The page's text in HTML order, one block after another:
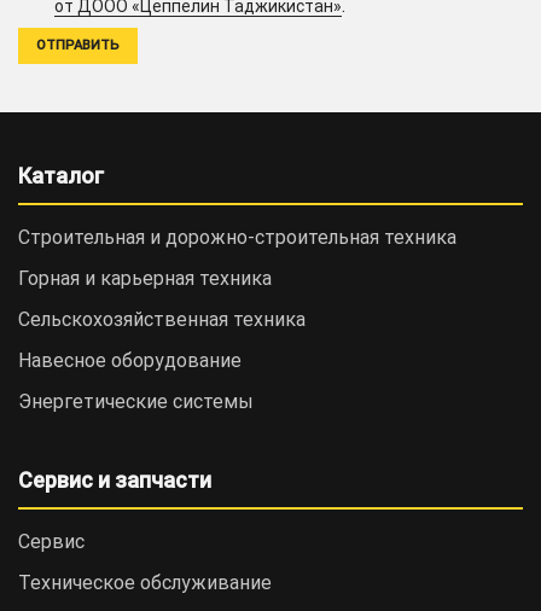
от ДООО «Цеппелин Таджикистан».
Каталог
Строительная и дорожно-cтроительная техника
Горная и карьерная техника
Сельскохозяйственная техника
Навесное оборудование
Энергетические системы
Сервис и запчасти
Сервис
Техническое обслуживание